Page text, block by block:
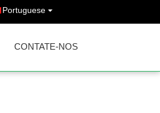
Portuguese
CONTATE-NOS